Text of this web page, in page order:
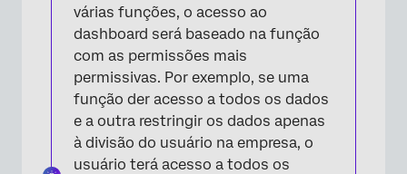
várias funções, o acesso ao
dashboard será baseado na função
com as permissões mais
permissivas. Por exemplo, se uma
função der acesso a todos os dados
e a outra restringir os dados apenas
à divisão do usuário na empresa, o
usuário terá acesso a todos os